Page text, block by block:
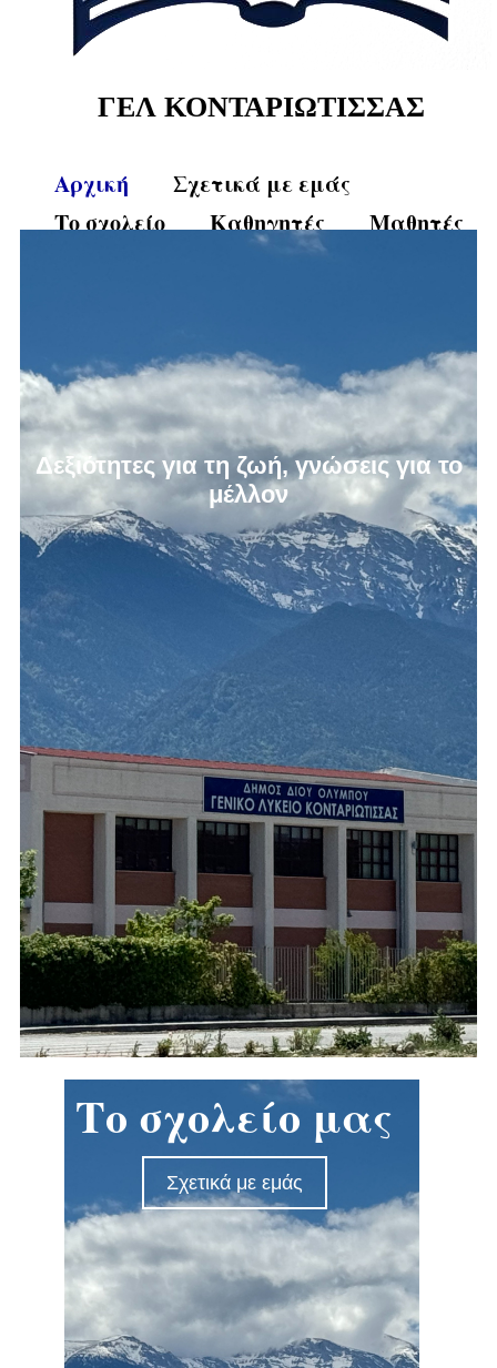
ΓΕΛ ΚΟΝΤΑΡΙΩΤΙΣΣΑΣ
Αρχική
Σχετικά με εμάς
Το σχολείο
Καθηγητές
Μαθητές
Νέα - Ανακοινώσεις
Δεξιότητες για τη ζωή, γνώσεις για το
μέλλον
Το σχολείο μας
Σχετικά με εμάς